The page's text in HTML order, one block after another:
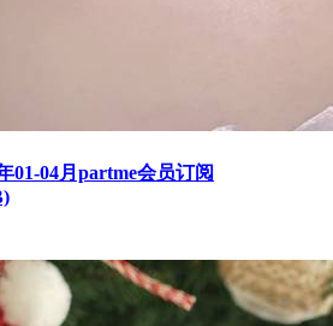
01-04月partme会员订阅